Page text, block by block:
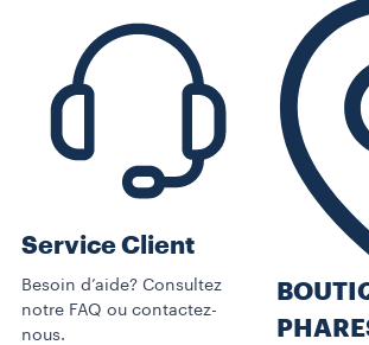
Service Client
Besoin d’aide? Consultez
notre FAQ ou contactez-
nous.